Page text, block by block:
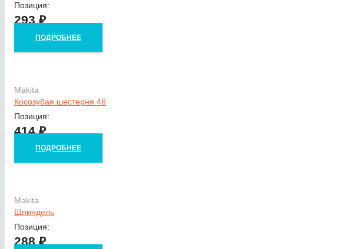
Позиция:
293₽
ПОДРОБНЕЕ
Makita
Косозубая шестерня 46
Позиция:
414₽
ПОДРОБНЕЕ
Makita
Шпиндель
Позиция:
288₽